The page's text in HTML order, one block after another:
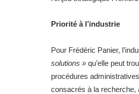
Priorité à l’industrie
Pour Frédéric Panier,
solutions » qu’elle peut
procédures
consacrés à la recherche,